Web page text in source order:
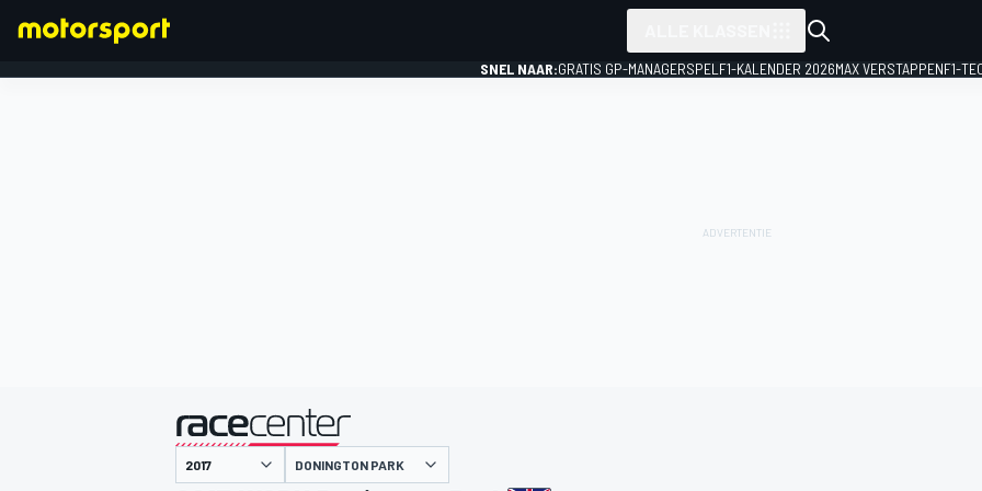
SNEL NAAR:GRATIS GP-MANAGERSPEL F1-KALENDER 2026MAX VERSTAPPENF1-
gepresenteerd door
DONINGTON PARK